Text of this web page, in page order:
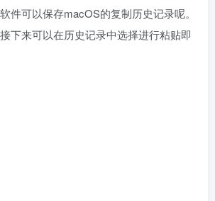
件可以保存macOS的复制历史记录呢。
下来可以在历史记录中选择进行粘贴即